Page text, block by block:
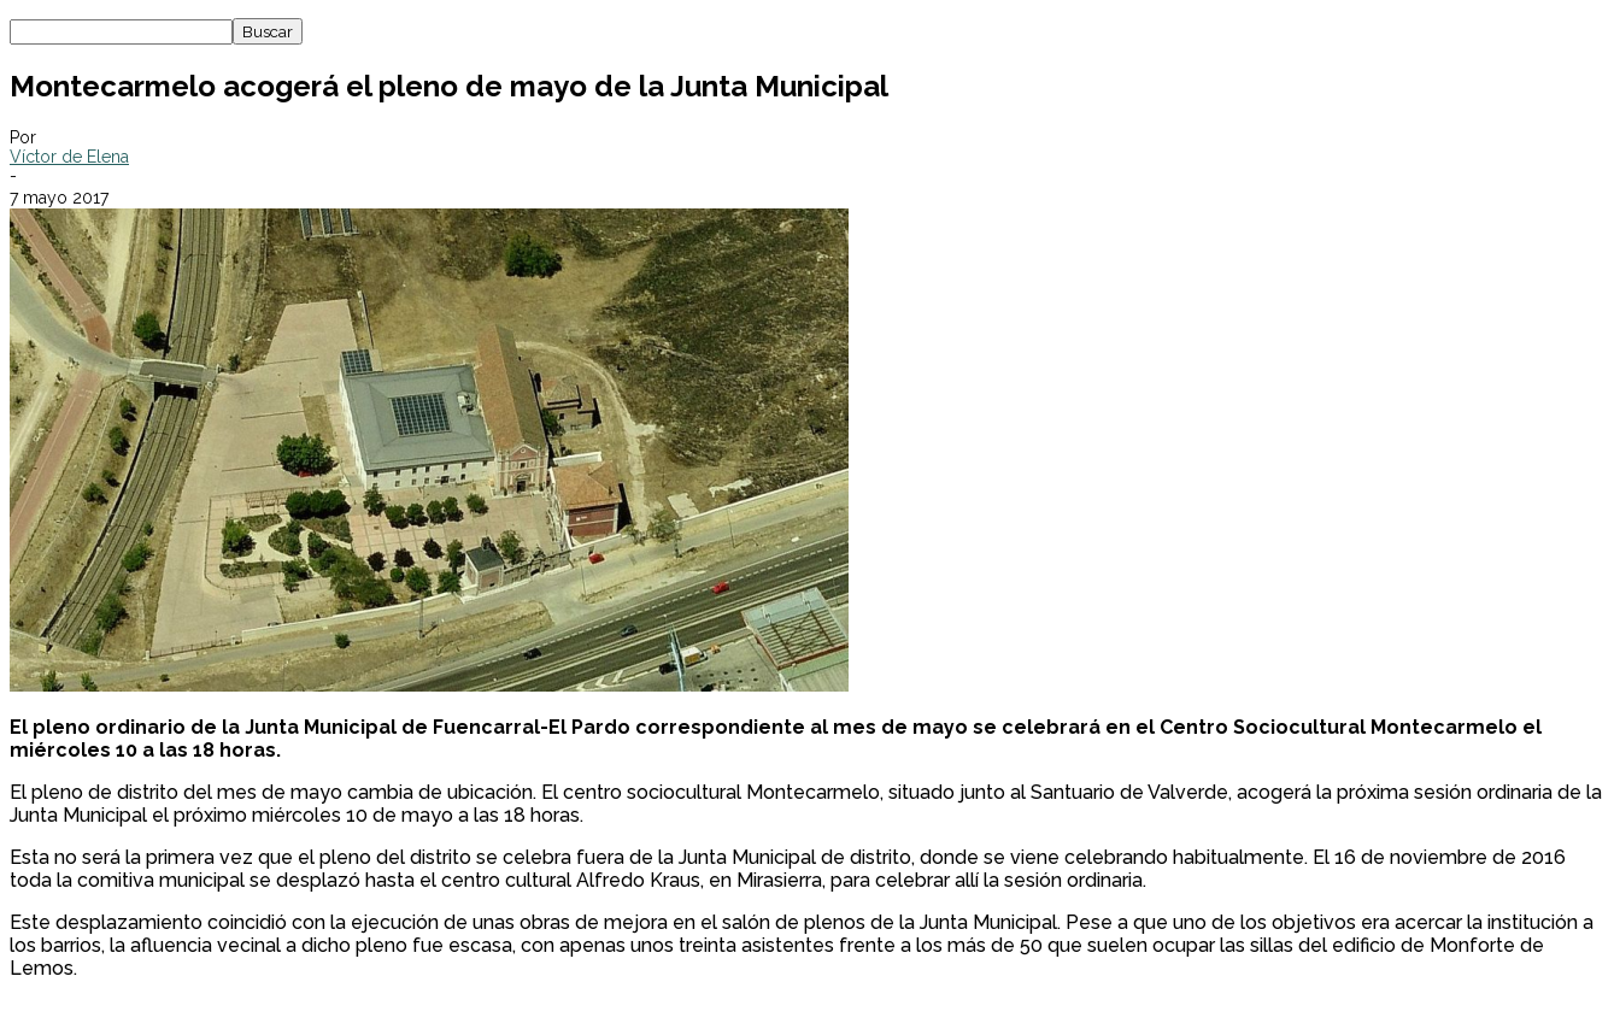
Montecarmelo acogerá el pleno de mayo de la Junta Municipal
Por
Víctor de Elena
-
7 mayo 2017
El pleno ordinario de la Junta Municipal de Fuencarral-El Pardo correspondiente al mes de mayo se celebrará en el Centro Sociocultural Montecarmelo el
miércoles 10 a las 18 horas.
El pleno de distrito del mes de mayo cambia de ubicación. El centro sociocultural Montecarmelo, situado junto al Santuario de Valverde, acogerá la próxima sesión ordinaria de la
Junta Municipal el próximo miércoles 10 de mayo a las 18 horas.
Esta no será la primera vez que el pleno del distrito se celebra fuera de la Junta Municipal de distrito, donde se viene celebrando habitualmente. El 16 de noviembre de 2016
toda la comitiva municipal se desplazó hasta el centro cultural Alfredo Kraus, en Mirasierra, para celebrar allí la sesión ordinaria.
Este desplazamiento coincidió con la ejecución de unas obras de mejora en el salón de plenos de la Junta Municipal. Pese a que uno de los objetivos era acercar la institución a
los barrios, la afluencia vecinal a dicho pleno fue escasa, con apenas unos treinta asistentes frente a los más de 50 que suelen ocupar las sillas del edificio de Monforte de
Lemos.